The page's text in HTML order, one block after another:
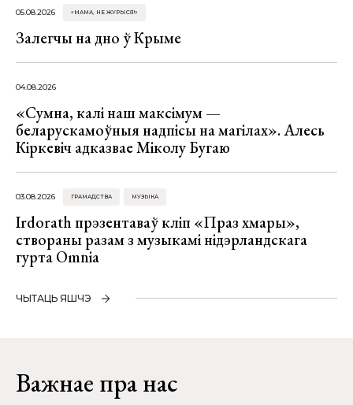
05.08.2026 «МАМА, НЕ ЖУРЫСЯ!»
Залегчы на дно ў Крыме
04.08.2026
«Сумна, калі наш максімум —
беларускамоўныя надпісы на магілах». Алесь
Кіркевіч адказвае Міколу Бугаю
03.08.2026 ГРАМАДСТВА МУЗЫКА
Irdorath прэзентаваў кліп «Праз хмары»,
створаны разам з музыкамі нідэрландскага
гурта Omnia
ЧЫТАЦЬ ЯШЧЭ
Важнае пра нас